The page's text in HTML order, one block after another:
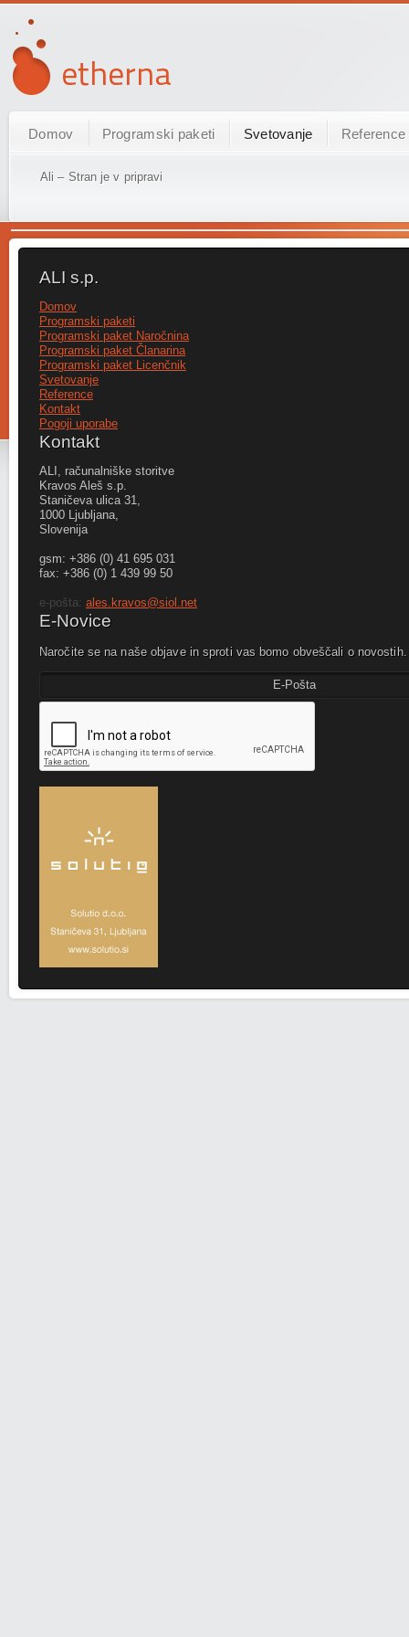
Domov Programski paketi Svetovanje Reference
Ali – Stran je v pripravi
ALI s.p.
Domov
Programski paketi
Programski paket Naročnina
Programski paket Članarina
Programski paket Licenčnik
Svetovanje
Reference
Kontakt
Pogoji uporabe
Kontakt
ALI, računalniške storitve
Kravos Aleš s.p.
Staničeva ulica 31,
1000 Ljubljana,
Slovenija
gsm: +386 (0) 41 695 031
fax: +386 (0) 1 439 99 50
e-pošta: ales.kravos@siol.net
E-Novice
Naročite se na naše objave in sproti vas bomo obveščali o novostih.
Partner